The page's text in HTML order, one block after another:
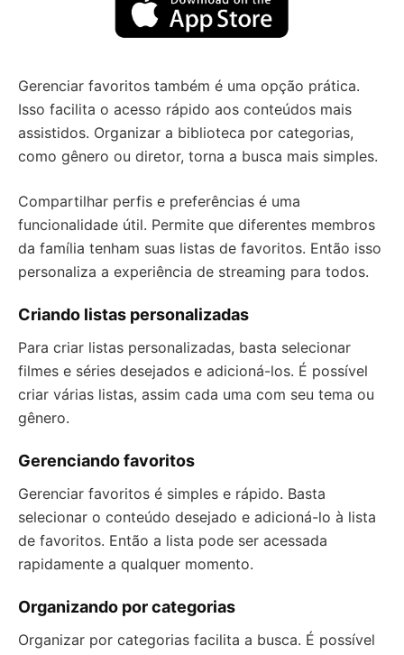
Gerenciar favoritos também é uma opção prática.
Isso facilita o acesso rápido aos conteúdos mais
assistidos. Organizar a biblioteca por categorias,
como gênero ou diretor, torna a busca mais simples.
Compartilhar perfis e preferências é uma
funcionalidade útil. Permite que diferentes membros
da família tenham suas listas de favoritos. Então isso
personaliza a experiência de streaming para todos.
Criando listas personalizadas
Para criar listas personalizadas, basta selecionar
filmes e séries desejados e adicioná-los. É possível
criar várias listas, assim cada uma com seu tema ou
gênero.
Gerenciando favoritos
Gerenciar favoritos é simples e rápido. Basta
selecionar o conteúdo desejado e adicioná-lo à lista
de favoritos. Então a lista pode ser acessada
rapidamente a qualquer momento.
Organizando por categorias
Organizar por categorias facilita a busca. É possível